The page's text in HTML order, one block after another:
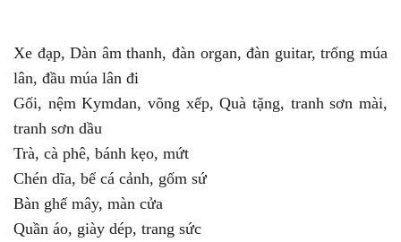
Xe đạp, Dàn âm thanh, đàn organ, đàn guitar, trống múa
lân, đầu múa lân đi
Gối, nệm Kymdan, võng xếp, Quà tặng, tranh sơn mài,
tranh sơn dầu
Trà, cà phê, bánh kẹo, mứt
Chén dĩa, bể cá cảnh, gốm sứ
Bàn ghế mây, màn cửa
Quần áo, giày dép, trang sức